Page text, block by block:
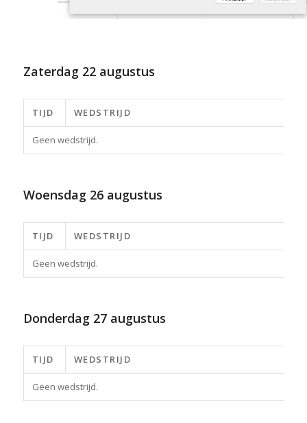
Zaterdag22 augustus
TIJD WEDSTRIJD
Geen wedstrijd.
Woensdag26 augustus
TIJD WEDSTRIJD
Geen wedstrijd.
Donderdag27 augustus
TIJD WEDSTRIJD
Geen wedstrijd.